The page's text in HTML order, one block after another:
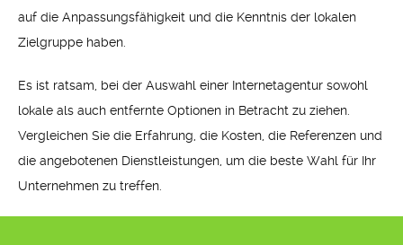
auf die Anpassungsfähigkeit und die Kenntnis der lokalen
Zielgruppe haben.
Es ist ratsam, bei der Auswahl einer Internetagentur sowohl
lokale als auch entfernte Optionen in Betracht zu ziehen.
Vergleichen Sie die Erfahrung, die Kosten, die Referenzen und
die angebotenen Dienstleistungen, um die beste Wahl für Ihr
Unternehmen zu treffen.